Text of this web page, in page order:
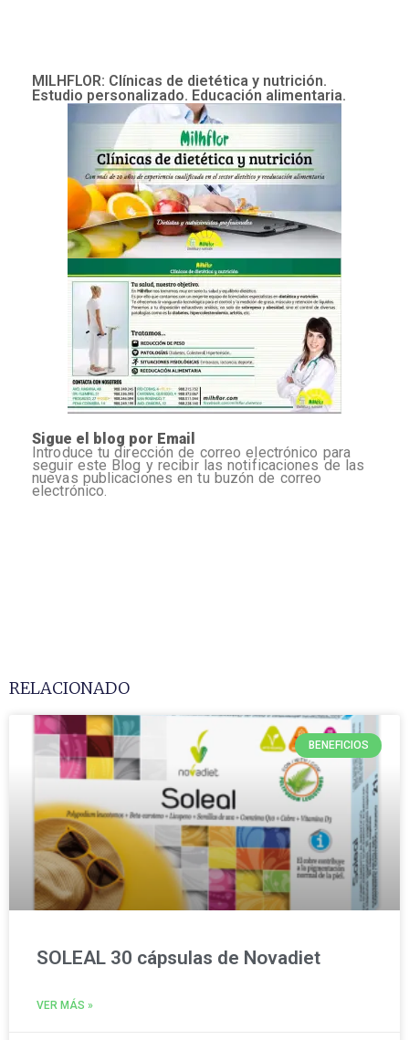
MILHFLOR: Clínicas de dietética y nutrición.
Estudio personalizado. Educación alimentaria.
Sigue el blog por Email
Introduce tu dirección de correo electrónico para
seguir este Blog y recibir las notificaciones de las
nuevas publicaciones en tu buzón de correo
electrónico.
RELACIONADO
BENEFICIOS
SOLEAL 30 cápsulas de Novadiet
VER MÁS »